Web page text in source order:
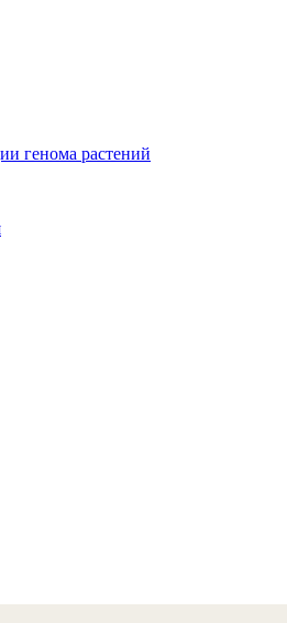
генома растений